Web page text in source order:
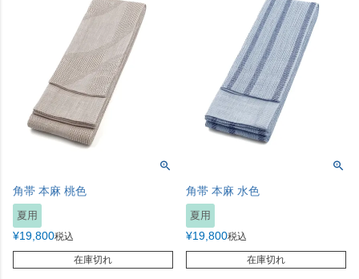
角帯 本麻 桃色
夏用
¥19,800税込
在庫切れ
角帯 本麻 水色
夏用
¥19,800税込
在庫切れ